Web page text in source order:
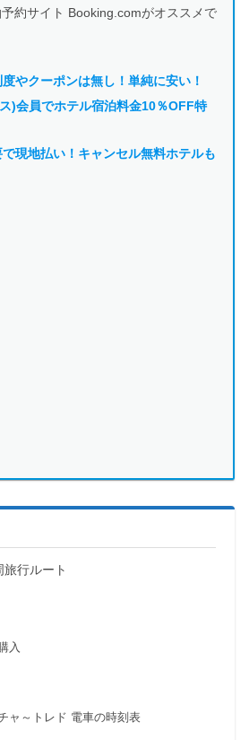
約サイト Booking.comがオススメで
やクーポンは無し！単純に安い！
)会員でホテル宿泊料金10％OFF特
現地払い！キャンセル無料ホテルも
旅行ルート
入
ャ～トレド 電車の時刻表